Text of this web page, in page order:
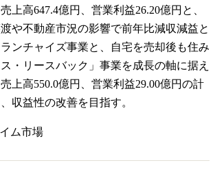
上高647.4億円、営業利益26.20億円と、
や不動産市況の影響で前年比減収減益と
ンチャイズ事業と、自宅を売却後も住み
・リースバック」事業を成長の軸に据え
上高550.0億円、営業利益29.00億円の計
収益性の改善を目指す。
ム市場